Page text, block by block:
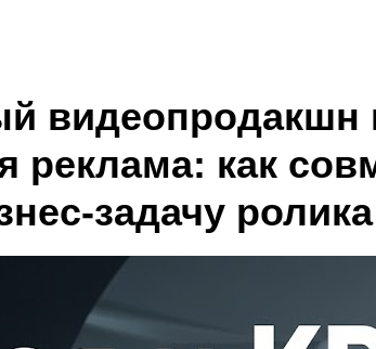
видеопродакшн
реклама: как
задачу